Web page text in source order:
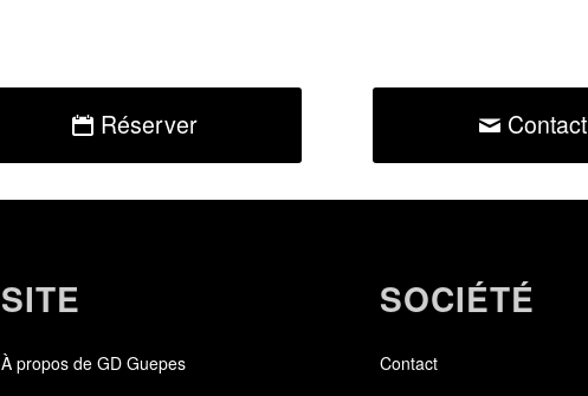
Réserver Contact
SITE
À propos de GD Guepes
SOCIÉTÉ
Contact